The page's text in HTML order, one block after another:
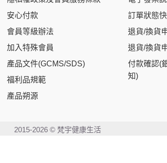
安心付款
會員等級辦法
加入特殊會員
產品文件(GCMS/SDS)
福利品規範
產品朔源
訂單狀態
退貨/換貨
退貨/換貨
付款確認(
知)
2015-2026 © 梵宇健康生活